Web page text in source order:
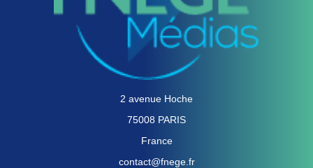
2 avenue Hoche
75008 PARIS
France
contact@fnege.fr